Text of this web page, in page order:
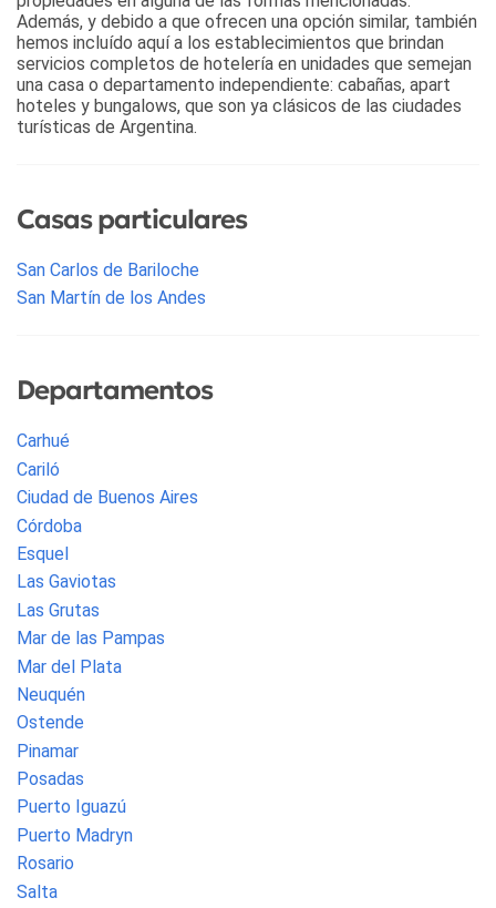
Además, y debido a que ofrecen una opción similar, también
hemos incluído aquí a los establecimientos que brindan
servicios completos de hotelería en unidades que semejan
una casa o departamento independiente: cabañas, apart
hoteles y bungalows, que son ya clásicos de las ciudades
turísticas de Argentina.
Casas particulares
San Carlos de Bariloche
San Martín de los Andes
Departamentos
Carhué
Cariló
Ciudad de Buenos Aires
Córdoba
Esquel
Las Gaviotas
Las Grutas
Mar de las Pampas
Mar del Plata
Neuquén
Ostende
Pinamar
Posadas
Puerto Iguazú
Puerto Madryn
Rosario
Salta